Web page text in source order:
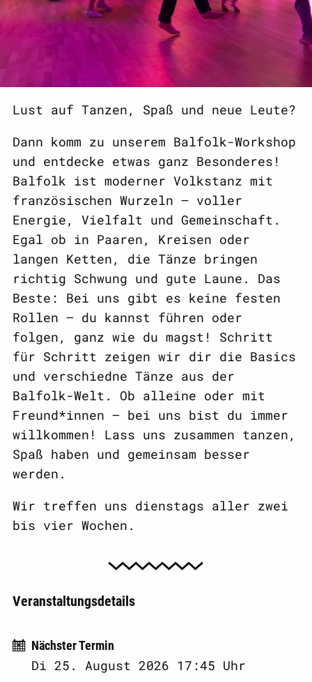
Lust auf Tanzen, Spaß und neue Leute?
Dann komm zu unserem Balfolk-Workshop
und entdecke etwas ganz Besonderes!
Balfolk ist moderner Volkstanz mit
französischen Wurzeln – voller
Energie, Vielfalt und Gemeinschaft.
Egal ob in Paaren, Kreisen oder
langen Ketten, die Tänze bringen
richtig Schwung und gute Laune. Das
Beste: Bei uns gibt es keine festen
Rollen – du kannst führen oder
folgen, ganz wie du magst! Schritt
für Schritt zeigen wir dir die Basics
und verschiedne Tänze aus der
Balfolk-Welt. Ob alleine oder mit
Freund*innen – bei uns bist du immer
willkommen! Lass uns zusammen tanzen,
Spaß haben und gemeinsam besser
werden.
Wir treffen uns dienstags aller zwei
bis vier Wochen.
Veranstaltungsdetails
Nächster Termin
Di 25. August 2026 17:45 Uhr